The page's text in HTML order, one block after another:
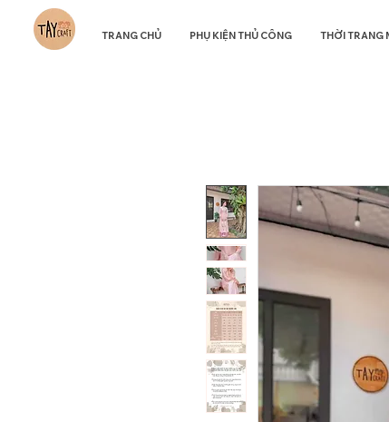
TRANG CHỦ PHỤ KIỆN THỦ CÔNG THỜI TRANG